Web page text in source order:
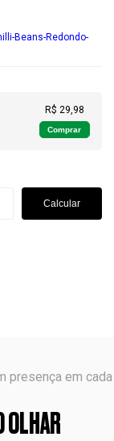
R$ 29,98
Comprar
Calcular
presença em cada
OLHAR